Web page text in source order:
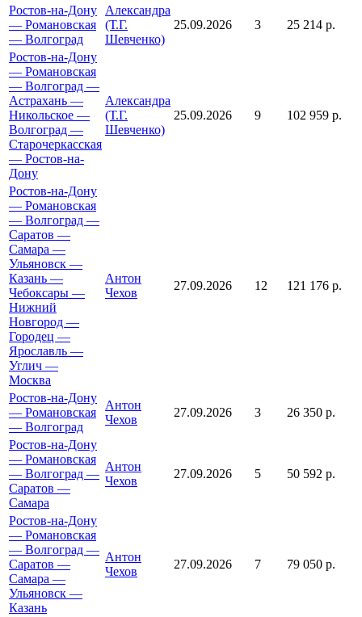
Ростов-на-Дону
— Романовская
— Волгоград
Александра
(Т.Г.
Шевченко)
25.09.2026 3 25 214 р.
Ростов-на-Дону
— Романовская
— Волгоград —
Астрахань —
Никольское —
Волгоград —
Старочеркасская
— Ростов-на-
Дону
Александра
(Т.Г.
Шевченко)
25.09.2026 9 102 959 р.
Ростов-на-Дону
— Романовская
— Волгоград —
Саратов —
Самара —
Ульяновск —
Казань —
Чебоксары —
Нижний
Новгород —
Городец —
Ярославль —
Углич —
Москва
Антон
Чехов
27.09.2026 12 121 176 р.
Ростов-на-Дону
— Романовская
— Волгоград
Антон
Чехов
27.09.2026 3 26 350 р.
Ростов-на-Дону
— Романовская
— Волгоград —
Саратов —
Самара
Антон
Чехов
27.09.2026 5 50 592 р.
Ростов-на-Дону
— Романовская
— Волгоград —
Саратов —
Самара —
Ульяновск —
Казань
Антон
Чехов
27.09.2026 7 79 050 р.